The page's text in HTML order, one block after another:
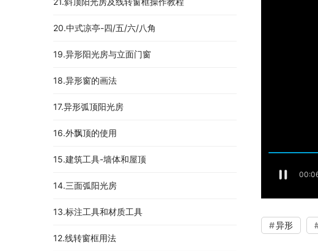
异形
20.中式凉亭-四/五/六/八角
19.异形阳光房与立面门窗
18.异形窗的画法
17.异形弧顶阳光房
16.外飘顶的使用
15.建筑工具-墙体和屋顶
14.三面弧阳光房
13.标注工具和材质工具
12.线转窗框用法